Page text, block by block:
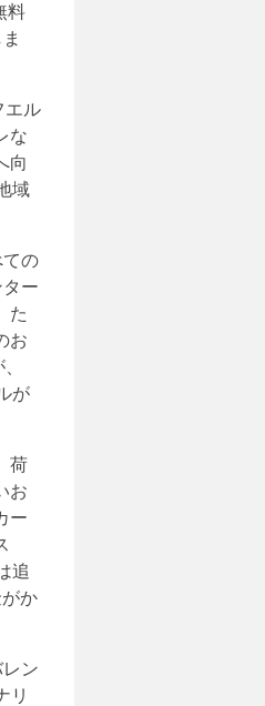
料
エル
な
向
域
の
ー
た
お
が
荷
お
ー
追
か
ン
リ